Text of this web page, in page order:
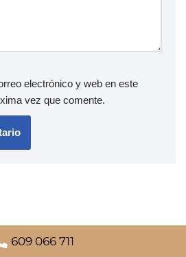
electrónico y web en este
vez que comente.
609 066 711